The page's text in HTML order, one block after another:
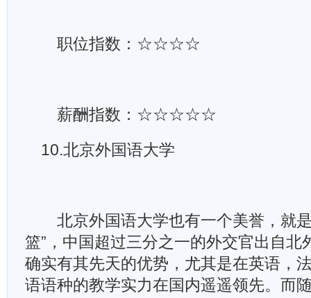
职位指数：☆☆☆☆
薪酬指数：☆☆☆☆☆
10.北京外国语大学
北京外国语大学也有一个美誉，就是
篮”，中国超过三分之一的外交官出自北
确实有其先天的优势，尤其是在英语，
语语种的教学实力在国内遥遥领先。而